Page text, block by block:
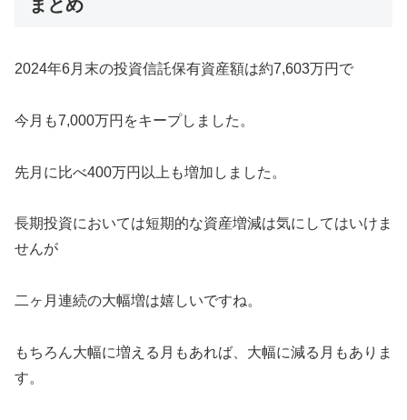
まとめ
2024年6月末の投資信託保有資産額は約7,603万円で
今月も7,000万円をキープしました。
先月に比べ400万円以上も増加しました。
長期投資においては短期的な資産増減は気にしてはいけま
せんが
二ヶ月連続の大幅増は嬉しいですね。
もちろん大幅に増える月もあれば、大幅に減る月もありま
す。